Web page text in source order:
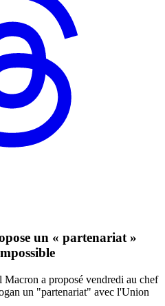
un « partenariat »
a proposé vendredi au chef
un "partenariat" avec l'Union